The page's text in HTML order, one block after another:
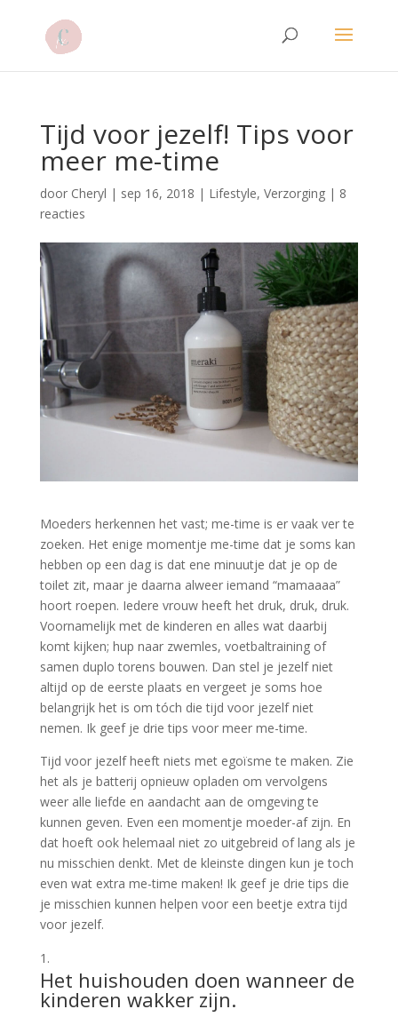
Tijd voor jezelf! Tips voor
meer me-time
door Cheryl | sep 16, 2018 | Lifestyle, Verzorging| 8
reacties
Moeders herkennen het vast; me-time is er vaak ver te
zoeken. Het enige momentje me-time dat je soms kan
hebben op een dag is dat ene minuutje dat je op de
toilet zit, maar je daarna alweer iemand “mamaaaa”
hoort roepen. Iedere vrouw heeft het druk, druk, druk.
Voornamelijk met de kinderen en alles wat daarbij
komt kijken; hup naar zwemles, voetbaltraining of
samen duplo torens bouwen. Dan stel je jezelf niet
altijd op de eerste plaats en vergeet je soms hoe
belangrijk het is om tóch die tijd voor jezelf niet
nemen. Ik geef je drie tips voor meer me-time.
Tijd voor jezelf heeft niets met egoïsme te maken. Zie
het als je batterij opnieuw opladen om vervolgens
weer alle liefde en aandacht aan de omgeving te
kunnen geven. Even een momentje moeder-af zijn. En
dat hoeft ook helemaal niet zo uitgebreid of lang als je
nu misschien denkt. Met de kleinste dingen kun je toch
even wat extra me-time maken! Ik geef je drie tips die
je misschien kunnen helpen voor een beetje extra tijd
voor jezelf.
Het huishouden doen wanneer de
kinderen wakker zijn.